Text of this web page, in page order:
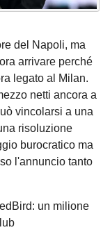
del Napoli, ma
arrivare perché
legato al Milan.
netti ancora a
vincolarsi a una
risoluzione
burocratico ma
l'annuncio tanto
un milione